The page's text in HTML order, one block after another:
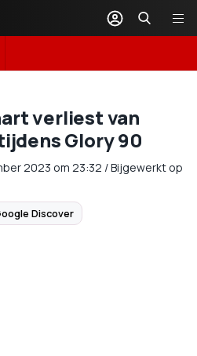
verliest van
Glory 90
2023 om 23:32 /Bijgewerkt op
Discover